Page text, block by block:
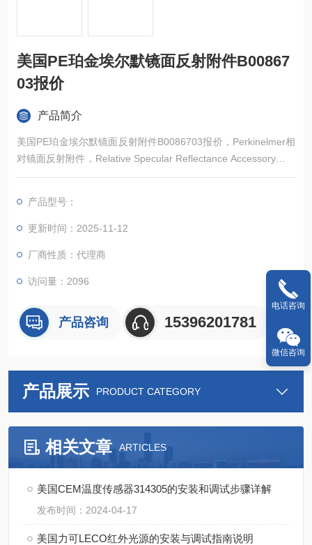
美国PE珀金埃尔默镜面反射附件B00867
03报价
产品简介
美国PE珀金埃尔默镜面反射附件B0086703报价，Perkinelmer相
对镜面反射附件，Relative Specular Reflectance Accessory。相
对镜面反射附件适用于Lambda25/35/45/650/750/850/950/105
产品型号：
更新时间：2025-11-12
厂商性质：代理商
访问量：2096
产品咨询 15396201781
产品展示 PRODUCT CATEGORY
相关文章 ARTICLES
美国CEM温度传感器314305的安装和调试步骤详解
发布时间：2024-04-17
美国力可LECO红外光源的安装与调试指南说明
电话咨询
微信咨询